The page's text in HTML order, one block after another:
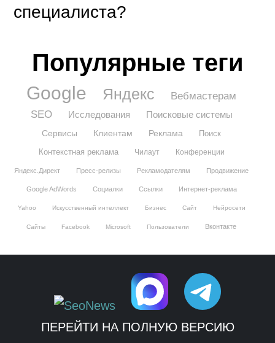
специалиста?
Популярные теги
Google Яндекс
Вебмастерам
SEO
Исследования Поисковые системы
Сервисы Клиентам Реклама
Поиск
Контекстная реклама
Чилаут Конференции
Яндекс.Директ Пресс-релизы Рекламодателям Продвижение
Google AdWords Социалки Ссылки Интернет-реклама
Yahoo Искусственный интеллект Бизнес Сайт Нейросети
Сайты Facebook Microsoft Пользователи Вконтакте
ПЕРЕЙТИ НА ПОЛНУЮ ВЕРСИЮ